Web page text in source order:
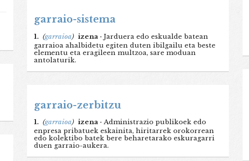
garraio-sistema
1. (garraioa) izena · Jarduera edo eskualde batean
garraioa ahalbidetu egiten duten ibilgailu eta beste
elementu eta eragileen multzoa, sare moduan
antolaturik.
garraio-zerbitzu
1. (garraioa) izena · Administrazio publikoek edo
enpresa pribatuek eskainita, hiritarrek orokorrean
edo kolektibo batek bere beharetarako eskuragarri
duen garraio-aukera.